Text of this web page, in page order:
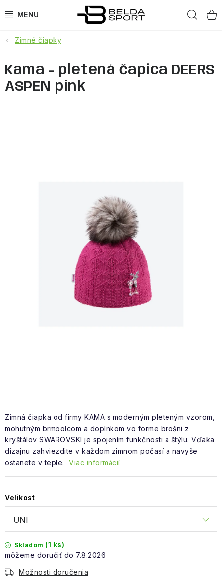
na
ŠPORTY
BEH
Doprava a platba
Zimné čiapky
Zimná čiapka od firmy KAMA s moderným pleteným vzorom,
mohutným brmbolcom a doplnkom vo forme brošni z
kryštálov SWAROVSKI je spojením funkčnosti a štýlu. Vďaka
dizajnu zahviezdite v každom zimnom počasí a navyše
ostanete v teple.
Viac informácií
Velikost
Skladom (1 ks)
7.8.2026
Možnosti doručenia
Kama - pletená čapica DEERS
ASPEN pink